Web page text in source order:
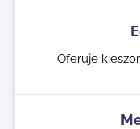
Oferuje